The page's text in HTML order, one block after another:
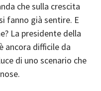
che sulla crescita
fanno già sentire. E
La presidente della
ancora difficile da
di uno scenario che